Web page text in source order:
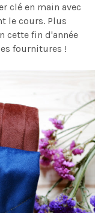
clé en main avec
le cours. Plus
cette fin d'année
fournitures !